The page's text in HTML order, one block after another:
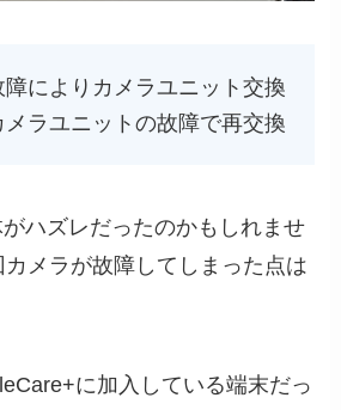
によりカメラユニット交換
ラユニットの故障で再交換
ハズレだったのかもしれませ
メラが故障してしまった点は
に加入している端末だっ